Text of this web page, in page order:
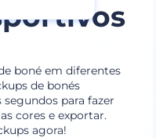
boné em diferentes
de bonés
para fazer
cores e exportar.
agora!